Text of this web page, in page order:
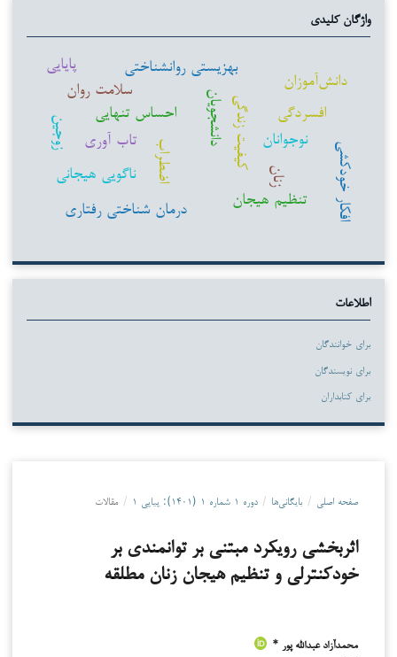
واژگان کلیدی
اضطراب
دانشجویانکیفیت زندگی نوجوانان
افسردگی
بهزیستی روانشناختی
دانش‌آموزان
زنان
تنظیم هیجان
درمان شناختی رفتاری
ناگویی هیجانی
احساس تنهایی
زوجین
افکار خودکشی
تاب آوری
سلامت روان
پایایی
اطلاعات
برای خوانندگان
برای نویسندگان
برای کتابداران
صفحه اصلی / بایگانی‌ها / دوره ۱ شماره ۱ (۱۴۰۱): پیاپی ۱ / مقالات
اثربخشی رویکرد مبتنی بر توانمندی بر
خودکنترلی و تنظیم هیجان زنان مطلقه
محمدآزاد عبدالله پور *